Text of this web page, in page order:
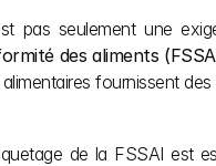
pas seulement une
des aliments
fournissent
de la FSSAI est